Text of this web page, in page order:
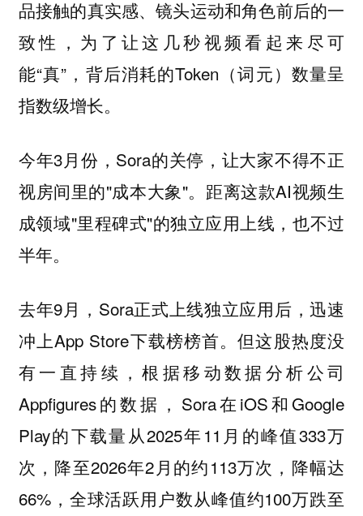
品接触的真实感、镜头运动和角色前后的一
致性，为了让这几秒视频看起来尽可
能“真”，背后消耗的Token（词元）数量呈
指数级增长。
今年3月份，Sora的关停，让大家不得不正
视房间里的"成本大象"。距离这款AI视频生
成领域"里程碑式"的独立应用上线，也不过
半年。
去年9月，Sora正式上线独立应用后，迅速
冲上App Store下载榜榜首。但这股热度没
有一直持续，根据移动数据分析公司
Appfigures的数据，Sora在iOS和Google
Play的下载量从2025年11月的峰值333万
次，降至2026年2月的约113万次，降幅达
66%，全球活跃用户数从峰值约100万跌至